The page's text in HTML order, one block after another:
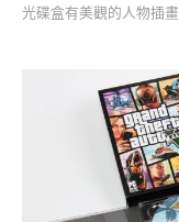
光碟盒有美觀的人物插畫